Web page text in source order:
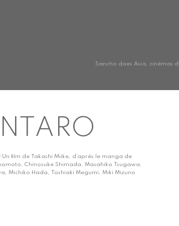
Sancho does Asia, cinémas
Un film de Takashi Miike, d’après le manga de
Chinosuke Shimada, Masahiko Tsugawa,
Michiko Hada, Toshiaki Megumi, Miki Mizuno